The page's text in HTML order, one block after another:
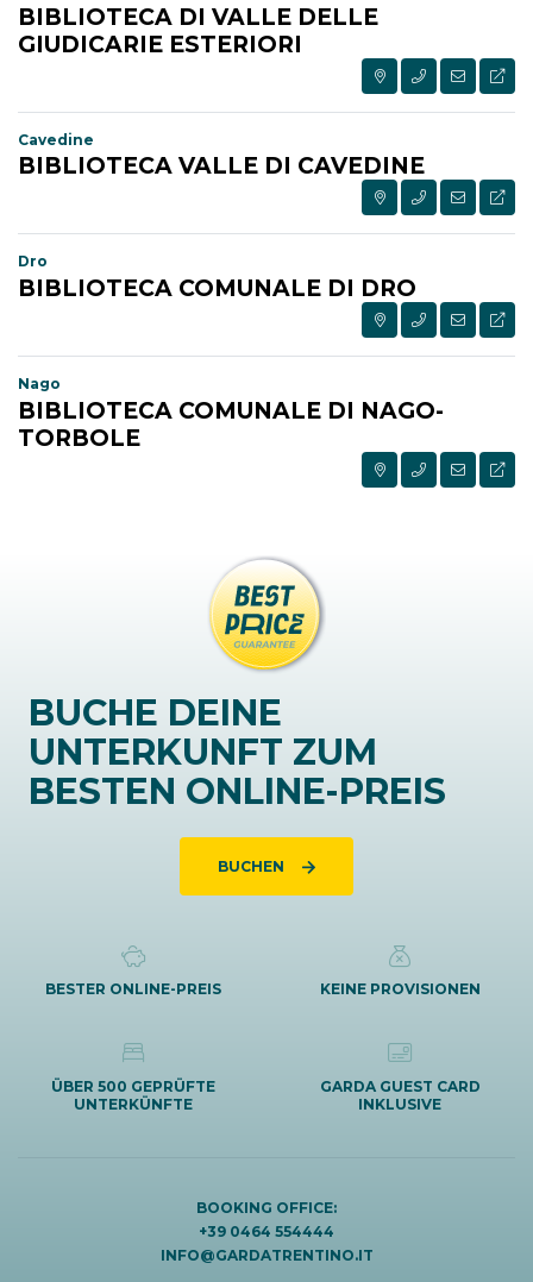
BIBLIOTECA DI VALLE DELLE
GIUDICARIE ESTERIORI
Cavedine
BIBLIOTECA VALLE DI CAVEDINE
Dro
BIBLIOTECA COMUNALE DI DRO
Nago
BIBLIOTECA COMUNALE DI NAGO-
TORBOLE
BUCHE DEINE
UNTERKUNFT ZUM
BESTEN ONLINE-PREIS
BUCHEN
BESTER ONLINE-PREIS KEINE PROVISIONEN
ÜBER 500 GEPRÜFTE
UNTERKÜNFTE
GARDA GUEST CARD
INKLUSIVE
BOOKING OFFICE:
+39 0464 554444
INFO@GARDATRENTINO.IT